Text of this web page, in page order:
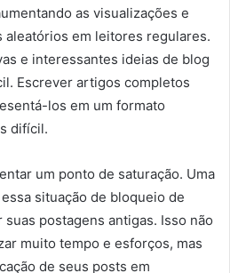
as visualizações e
em leitores regulares.
e interessantes ideias de blog
Escrever artigos completos
los em um formato
difícil.
um ponto de saturação. Uma
situação de bloqueio de
postagens antigas. Isso não
muito tempo e esforços, mas
de seus posts em